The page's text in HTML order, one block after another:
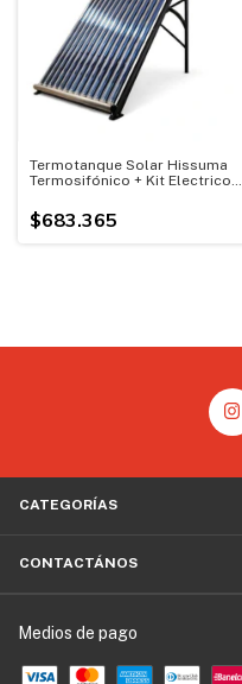
Termotanque Solar Hissuma
Termosifónico + Kit Electrico +
$683.365
CATEGORÍAS
CONTACTÁNOS
Medios de pago